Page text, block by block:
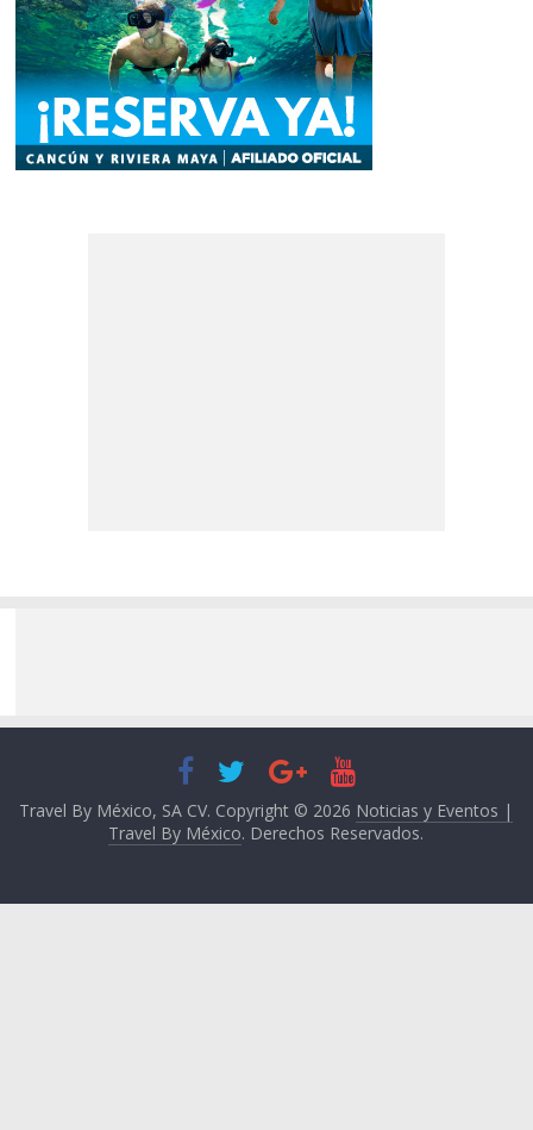
Travel By México, SA CV. Copyright © 2026 Noticias y Eventos |
Travel By México. Derechos Reservados.